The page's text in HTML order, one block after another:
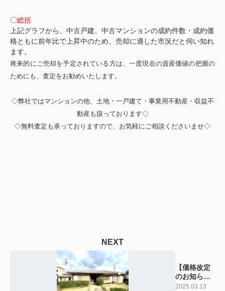
〇総括
上記グラフから、中古戸建、中古マンションの成約件数・成約価
格ともに前年比で上昇中のため、売却に適した市況だと伺い知れ
ます。
将来的にご売却を予定されている方は、一度現在の資産価値の把握の
ためにも、査定をお勧めいたします。
◇弊社ではマンションの他、土地・一戸建て・事業用不動産・収益不
動産も扱っております◇
◇無料査定も承っておりますので、お気軽にご相談くださいませ◇
NEXT
【価格改定
のお知ら
せ】
2025.03.13